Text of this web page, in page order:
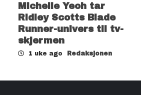
Michelle Yeoh tar
Ridley Scotts Blade
Runner-univers til tv-
skjermen
1 uke ago Redaksjonen